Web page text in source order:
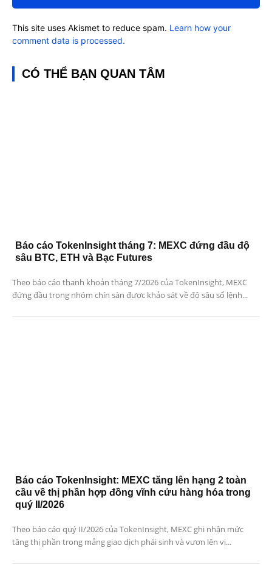
This site uses Akismet to reduce spam. Learn how your
comment data is processed.
CÓ THỂ BẠN QUAN TÂM
Báo cáo TokenInsight tháng 7: MEXC đứng đầu độ
sâu BTC, ETH và Bạc Futures
Theo báo cáo thanh khoản tháng 7/2026 của TokenInsight, MEXC
đứng đầu trong nhóm chín sàn được khảo sát về độ sâu sổ lệnh...
Báo cáo TokenInsight: MEXC tăng lên hạng 2 toàn
cầu về thị phần hợp đồng vĩnh cửu hàng hóa trong
quý II/2026
Theo báo cáo quý II/2026 của TokenInsight, MEXC ghi nhận mức
tăng thị phần trong mảng giao dịch phái sinh và vươn lên vị...